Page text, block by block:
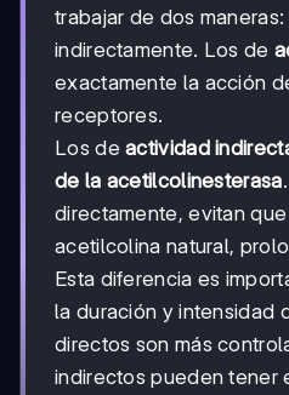
trabajar de dos
indirectamente. Los de
exactamente la acción
receptores.
Los deactividad
de la acetilcolinesterasa
directamente, evitan
acetilcolina natural,
Esta diferencia es
la duración y intensidad
directos son más
indirectos pueden tener